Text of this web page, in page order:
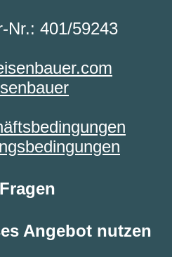
Nr.: 401/59243
Angebot nutzen